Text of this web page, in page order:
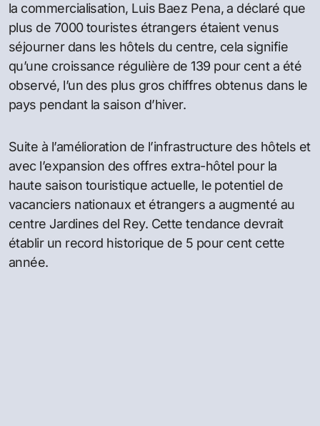
la commercialisation, Luis Baez Pena, a déclaré que
plus de 7000 touristes étrangers étaient venus
séjourner dans les hôtels du centre, cela signifie
qu’une croissance régulière de 139 pour cent a été
observé, l’un des plus gros chiffres obtenus dans le
pays pendant la saison d’hiver.
Suite à l’amélioration de l’infrastructure des hôtels et
avec l’expansion des offres extra-hôtel pour la
haute saison touristique actuelle, le potentiel de
vacanciers nationaux et étrangers a augmenté au
centre Jardines del Rey. Cette tendance devrait
établir un record historique de 5 pour cent cette
année.